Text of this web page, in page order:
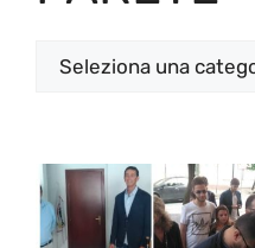
Categorie